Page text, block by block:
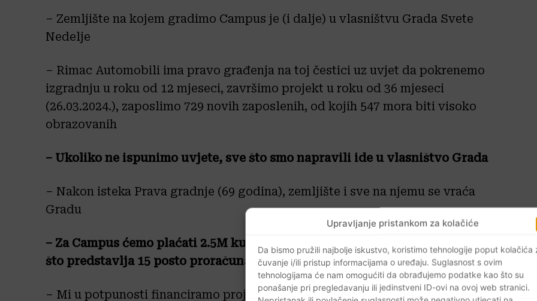
Upravljanje pristankom za kolačiće
Da bismo pružili najbolje iskustvo, koristimo tehnologije poput kolačića
čuvanje i/ili pristup informacijama o uređaju. Suglasnost s ovim
tehnologijama će nam omogućiti da obrađujemo podatke kao što su
ponašanje pri pregledavanju ili jedinstveni ID-ovi na ovoj web stranici.
– Zemljište na kojem gradimo Campus je (i dalje) u vlasništvu Grada Svete
Nedelje
– Rimac Automobili ima pravo građenja na toj čestici uz uvjet da pokrenemo
izgradnju u roku od 12 mjeseci, završimo projekt u roku od 36 mjeseci
(26.03.2024.), zaposlimo 729 novih zaposlenih, od kojih 547 mora biti visoko
obrazovanih
– Ukoliko ne ispunimo uvjete, sve što smo napravili ide u vlasništvo Grada
– Nakon isteka Prava gradnje (69 godina), zemljište i sve na njemu se vraća
Gradu
– Za Campus ćemo plaćati 2.5M kuna komunalne naknade Gradu godišnje,
što predstavlja 15 posto proračuna Grada Svete Nedelje
– Mi u potpunosti financiramo projekt sami, uključujući infrastrukturu, bez